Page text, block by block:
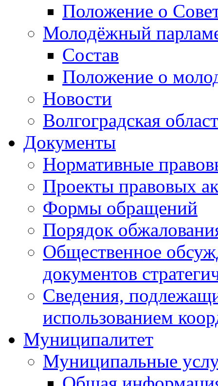
Положение о
Молодёжный
Состав
Положение о
Новости
Волгоградская
Документы
Нормативные
Проекты правовых
Формы обращений
Порядок
Общественное
документов
Сведения,
использованием
Муниципалитет
Муниципальные